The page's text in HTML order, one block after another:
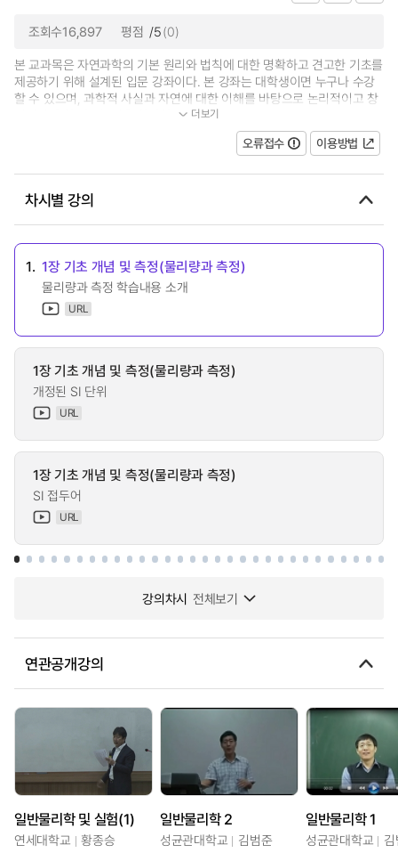
조회수16,897 평점 /5(0)
본 교과목은 자연과학의 기본 원리와 법칙에 대한 명확하고 견고한 기초를
제공하기 위해 설계된 입문 강좌이다. 본 강좌는 대학생이면 누구나 수강
할 수 있으며, 과학적 사실과 자연에 대한 이해를 바탕으로 논리적이고 창
의적인 융합 사고능력을 함양하...
더보기
오류접수 이용방법
차시별 강의
1. 1장 기초 개념 및 측정(물리량과 측정)
물리량과 측정 학습내용 소개
URL
1장 기초 개념 및 측정(물리량과 측정)
개정된 SI 단위
URL
1장 기초 개념 및 측정(물리량과 측정)
SI 접두어
URL
강의차시 전체보기
연관공개강의
일반물리학 및 실험(1)
연세대학교 황종승
일반물리학 2
성균관대학교 김범준
일반물리학 1
성균관대학교